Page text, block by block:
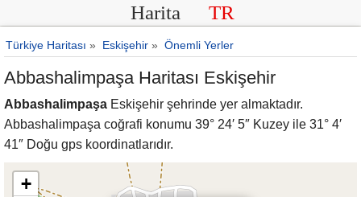
Harita TR
Türkiye Haritası » Eskişehir » Önemli Yerler
Abbashalimpaşa Haritası Eskişehir
Abbashalimpaşa Eskişehir şehrinde yer almaktadır.
Abbashalimpaşa coğrafi konumu 39° 24′ 5″ Kuzey ile 31° 4′
41″ Doğu gps koordinatlarıdır.
+